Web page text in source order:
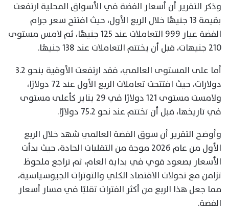
وذكر التقرير أن أسعار الفضة في الأسواق المحلية ارتفعت
بقيمة 13 جنيهًا خلال الربع الأول، حيث افتتح سعر جرام
الفضة عيار 999 التعاملات عند 125 جنيهًا، ثم لامس مستوى
210 جنيهات، قبل أن يختتم التعاملات عند 138 جنيهًا.
أما على المستوى العالمي، فقد ارتفعت الأوقية بنحو 3.2
دولارات، حيث افتتحت تعاملات الربع الأول عند 72 دولارًا،
ولامست مستوى 121 دولارًا في 29 يناير كأعلى مستوى
في تاريخها، قبل أن تختتم عند نحو 75.2 دولارًا.
وأوضح التقرير أن سوق الفضة العالمي شهد خلال الربع
الأول من عام 2026 موجة من التقلبات الحادة، حيث بدأت
الأسعار بصعود قوي في بداية العام، ثم تراجع ملحوظ
تزامن مع تحولات الاقتصاد الكلي والتوترات الجيوسياسية،
مما جعل هذا الربع من أكثر الفترات تقلبًا في مسار أسعار
الفضة.